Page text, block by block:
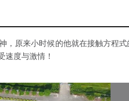
，原来小时候的他就在接触方程
速度与激情！